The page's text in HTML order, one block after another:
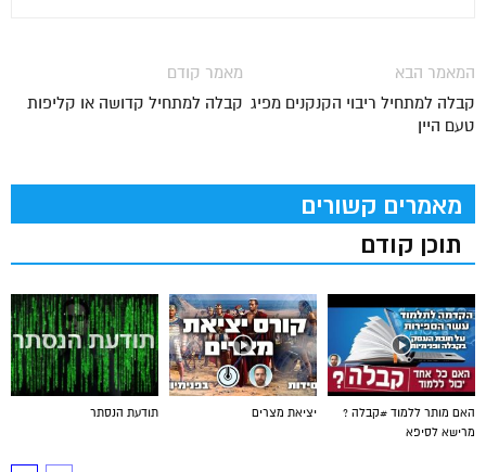
מאמר קודם
קבלה למתחיל קדושה או קליפות
המאמר הבא
קבלה למתחיל ריבוי הקנקנים מפיג
טעם היין
מאמרים קשורים
תוכן קודם
תודעת הנסתר יציאת מצרים
האם מותר ללמוד #קבלה ?
מרישא לסיפא